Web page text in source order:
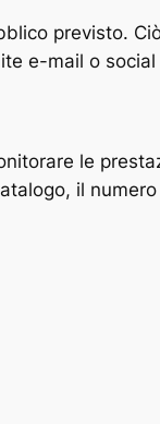
previsto.
e-mail o
le
il